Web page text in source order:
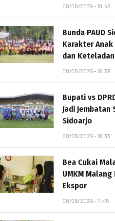
08/08/2026 - 18:48
Bunda PAUD
Karakter
dan
08/08/2026 - 18:39
Bupati vs
Jadi Jembatan
Sidoarjo
08/08/2026 - 18:33
Bea Cukai
UMKM
Ekspor
08/08/2026 - 11:45